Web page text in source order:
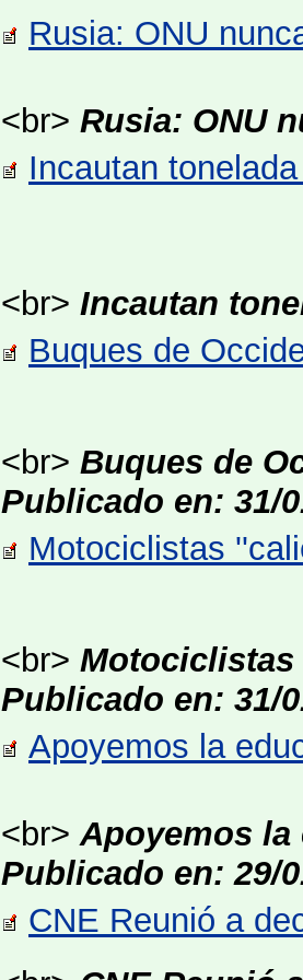
Rusia: ONU
<br> Rusia: ONU
Incautan
<br> Incautan
Buques de
<br> Buques de
Publicado en: 31/
Motociclistas
<br>
Publicado en: 31/
Apoyemos la
<br>Apoyemos la
Publicado en: 29/
CNE Reunió a